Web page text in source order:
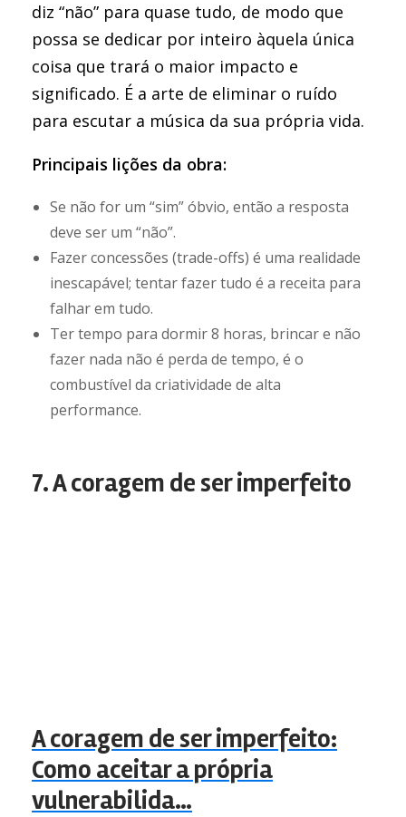
diz “não” para quase tudo, de modo que
possa se dedicar por inteiro àquela única
coisa que trará o maior impacto e
significado. É a arte de eliminar o ruído
para escutar a música da sua própria vida.
Principais lições da obra:
Se não for um “sim” óbvio, então a resposta
deve ser um “não”.
Fazer concessões (trade-offs) é uma realidade
inescapável; tentar fazer tudo é a receita para
falhar em tudo.
Ter tempo para dormir 8 horas, brincar e não
fazer nada não é perda de tempo, é o
combustível da criatividade de alta
performance.
7. A coragem de ser imperfeito
A coragem de ser imperfeito:
Como aceitar a própria
vulnerabilida…